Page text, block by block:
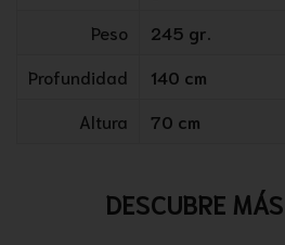
Peso
245 gr.
Profundidad
140 cm
Altura
70 cm
DESCUBRE